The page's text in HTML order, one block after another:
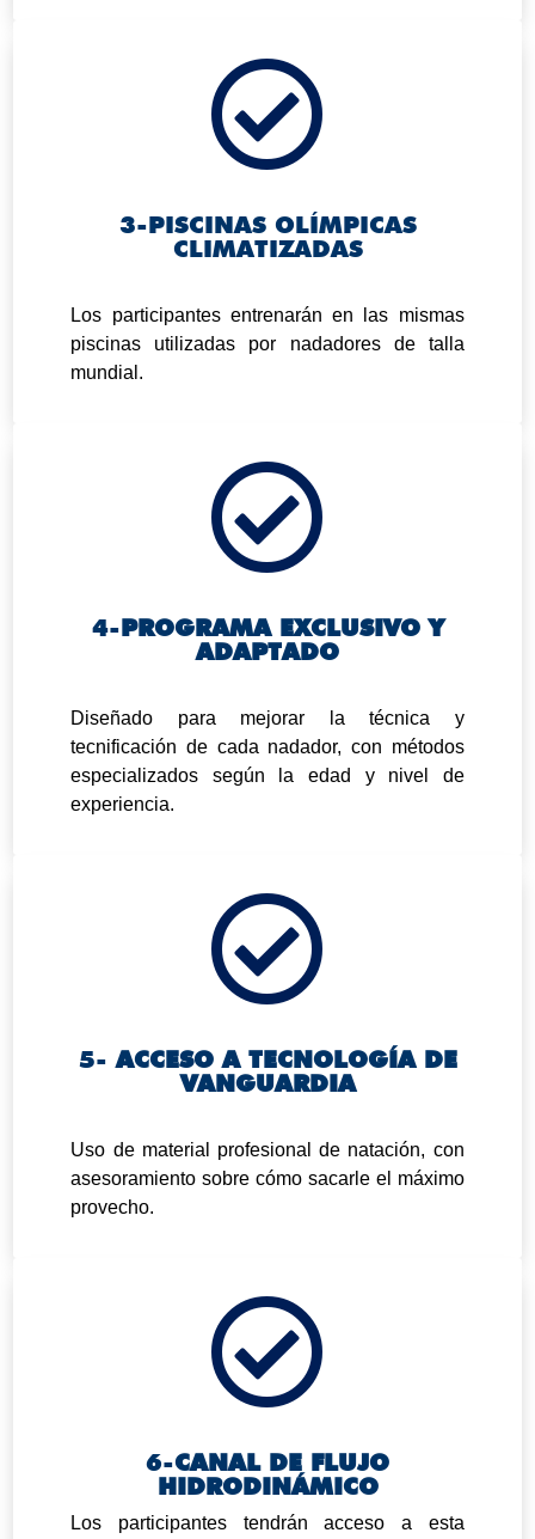

3-PISCINAS OLÍMPICAS
CLIMATIZADAS
Los participantes entrenarán en las mismas
piscinas utilizadas por nadadores de talla
mundial.

4-PROGRAMA EXCLUSIVO Y
ADAPTADO
Diseñado para mejorar la técnica y
tecnificación de cada nadador, con métodos
especializados según la edad y nivel de
experiencia.

5-ACCESO A TECNOLOGÍA DE
VANGUARDIA
Uso de material profesional de natación, con
asesoramiento sobre cómo sacarle el máximo
provecho.

6-CANAL DE FLUJO
HIDRODINÁMICO
Los participantes tendrán acceso a esta